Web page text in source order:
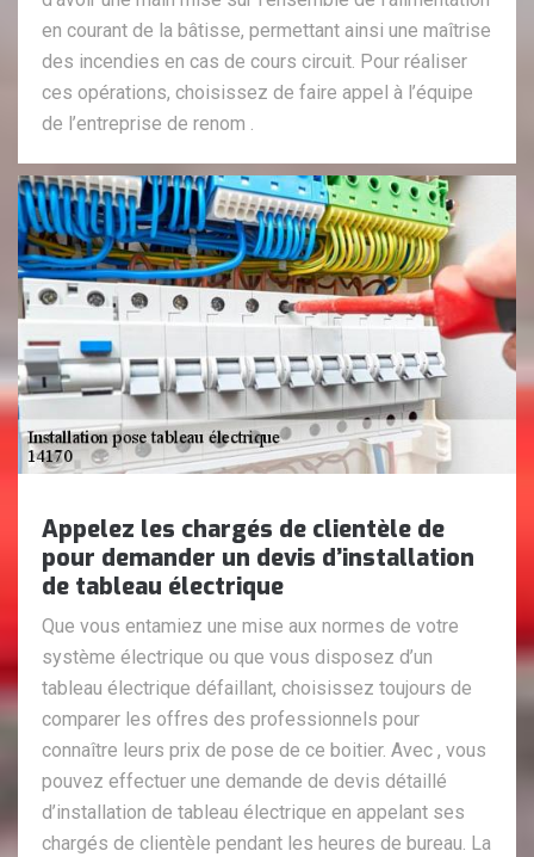
en courant de la bâtisse, permettant ainsi une maîtrise
des incendies en cas de cours circuit. Pour réaliser
ces opérations, choisissez de faire appel à l’équipe
de l’entreprise de renom .
Appelez les chargés de clientèle de
pour demander un devis d’installation
de tableau électrique
Que vous entamiez une mise aux normes de votre
système électrique ou que vous disposez d’un
tableau électrique défaillant, choisissez toujours de
comparer les offres des professionnels pour
connaître leurs prix de pose de ce boitier. Avec , vous
pouvez effectuer une demande de devis détaillé
d’installation de tableau électrique en appelant ses
chargés de clientèle pendant les heures de bureau. La